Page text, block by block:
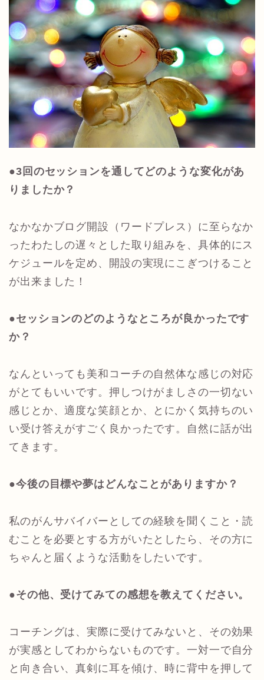
●3回のセッションを通してどのような変化があ
りましたか？
なかなかブログ開設（ワードプレス）に至らなか
ったわたしの遅々とした取り組みを、具体的にス
ケジュールを定め、開設の実現にこぎつけること
が出来ました！
●セッションのどのようなところが良かったです
か？
なんといっても美和コーチの自然体な感じの対応
がとてもいいです。押しつけがましさの一切ない
感じとか、適度な笑顔とか、とにかく気持ちのい
い受け答えがすごく良かったです。自然に話が出
てきます。
●今後の目標や夢はどんなことがありますか？
私のがんサバイバーとしての経験を聞くこと・読
むことを必要とする方がいたとしたら、その方に
ちゃんと届くような活動をしたいです。
●その他、受けてみての感想を教えてください。
コーチングは、実際に受けてみないと、その効果
が実感としてわからないものです。一対一で自分
と向き合い、真剣に耳を傾け、時に背中を押して